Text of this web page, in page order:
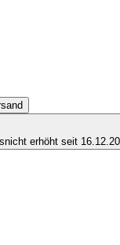
nicht erhöht seit